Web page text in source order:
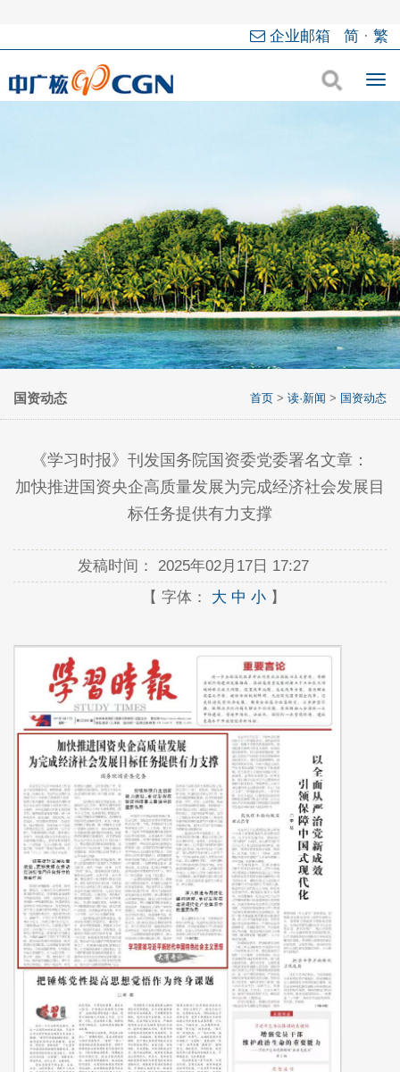
企业邮箱 简· 繁
首页 > 读·新闻 > 国资动态
国资动态
《学习时报》刊发国务院国资委党委署名文章：
加快推进国资央企高质量发展为完成经济社会发展目
标任务提供有力支撑
发稿时间： 2025年02月17日 17:27
【 字体： 大 中 小】